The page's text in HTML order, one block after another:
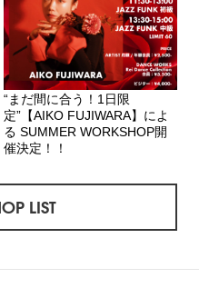
“まだ間に合う！1日限
定”【AIKO FUJIWARA】によ
る SUMMER WORKSHOP開
催決定！！
LIST